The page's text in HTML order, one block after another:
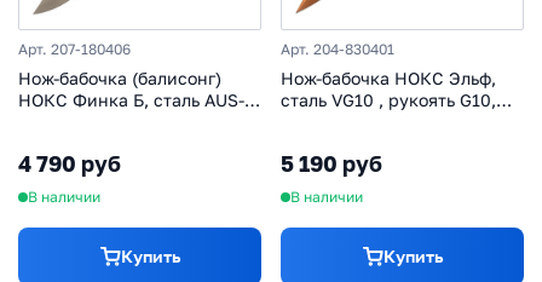
Арт. 207-180406
Нож-бабочка (балисонг)
НОКС Финка Б, сталь AUS-8,
4 790 руб
В наличии
Купить
Арт. 204-830401
Нож-бабочка НОКС Эльф,
сталь VG10 , рукоять G10,
5 190 руб
В наличии
Купить